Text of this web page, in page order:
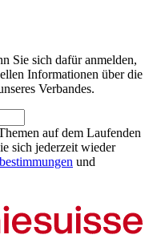
Sie sich dafür anmelden,
Informationen über die
Verbandes.
auf dem Laufenden
sich jederzeit wieder
und